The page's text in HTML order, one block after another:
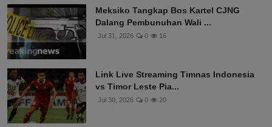
Meksiko Tangkap Bos Kartel CJNG
Dalang Pembunuhan Wali ...
Jul 31, 2026 0 16
Link Live Streaming Timnas Indonesia
vs Timor Leste Pia...
Jul 30, 2026 0 20